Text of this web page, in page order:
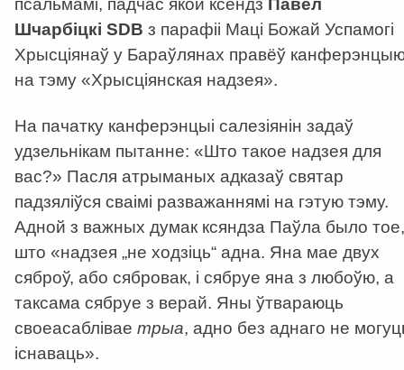
Шчарбіцкі SDB з парафіі Маці Божай Успамогі
Хрысціянаў у Бараўлянах правёў
на тэму «Хрысціянская надзея».
На пачатку канферэнцыі салезіянін задаў
удзельнікам пытанне: «Што такое надзея для
вас?» Пасля атрыманых адказаў святар
падзяліўся сваімі разважаннямі на гэтую тэму.
Адной з важных думак ксяндза Паўла было тое,
што «надзея „не ходзіць“ адна. Яна мае двух
сяброў, або сябровак, і сябруе яна з любоўю, а
таксама сябруе з верай. Яны ўтвараюць
своеасаблівае трыа, адно без аднаго не
існаваць».